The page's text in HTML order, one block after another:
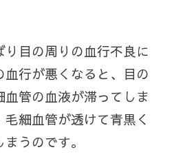
目の周りの血行不良に
行が悪くなると、目の
管の血液が滞ってしま
細血管が透けて青黒く
うのです。